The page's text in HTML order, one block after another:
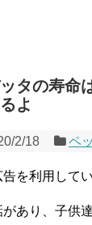
タの寿命
よ
2/18 ペ
を利用して
あり、子供